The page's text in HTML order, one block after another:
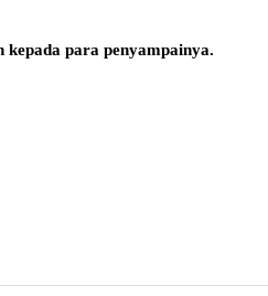
para penyampainya.